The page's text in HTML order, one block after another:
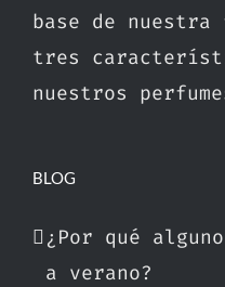
base de
tres
nuestros
BLOG
¿Por qué
a verano?